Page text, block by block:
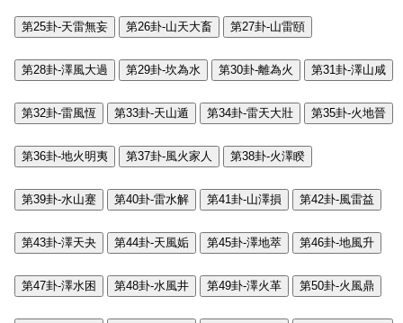
第25卦-天雷無妄 第26卦-山天大畜 第27卦-山雷頤
第28卦-澤風大過 第29卦-坎為水 第30卦-離為火 第31卦-澤山咸
第32卦-雷風恆 第33卦-天山遁 第34卦-雷天大壯 第35卦-火地晉
第36卦-地火明夷 第37卦-風火家人 第38卦-火澤睽
第39卦-水山蹇 第40卦-雷水解 第41卦-山澤損 第42卦-風雷益
第43卦-澤天夬 第44卦-天風姤 第45卦-澤地萃 第46卦-地風升
第47卦-澤水困 第48卦-水風井 第49卦-澤火革 第50卦-火風鼎